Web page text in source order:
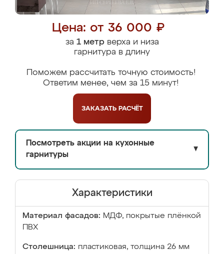
Цена: от 36 000 ₽
за 1 метрверха и низа
гарнитура в длину
Поможем рассчитать точную стоимость!
Ответим менее, чем за 15 минут!
ЗАКАЗАТЬ РАСЧЁТ
Посмотреть акции на кухонные
гарнитуры
▼
Характеристики
Материал фасадов: МДФ, покрытые плёнкой
ПВХ
Столешница: пластиковая, толщина 26 мм